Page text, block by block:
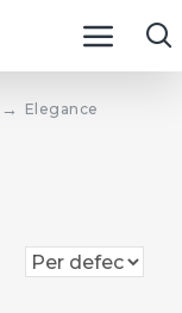
Elegance